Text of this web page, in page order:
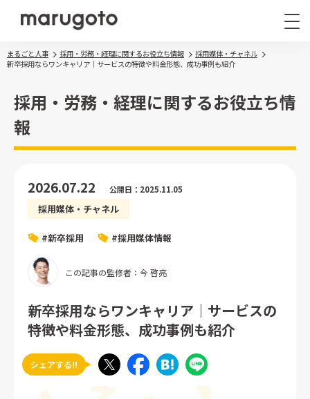
その他サービス
導入事例
お役立ち情報
ナレッジ資料
ウェビナー
まるごと人事 採用・労務・経理に関するお役立ち情報
採用媒体・チャネル
新卒採用ならワンキャリア｜サービスの特徴や料金形態、成功事例も紹介
採用・労務・経理に関するお役立ち情
報
2026.07.22 公開日：2025.11.05
採用媒体・チャネル
#新卒採用 #採用媒体情報
この記事の監修者：今 啓亮
新卒採用ならワンキャリア｜サービスの
特徴や料金形態、成功事例も紹介
シェアする!!